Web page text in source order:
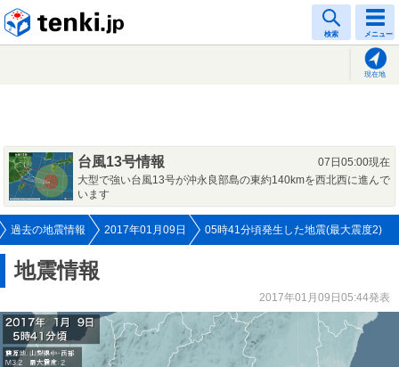
検索 メニュー
現在地
台風13号情報
07日05:00現在
大型で強い台風13号が沖永良部島の東約140kmを西北西に進んで
います
過去の地震情報 2017年01月09日 05時41分頃発生した地震(最大震度2)
地震情報
2017年01月09日05:44発表